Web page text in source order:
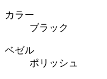
カラー
ブラック
ベゼル
ポリッシュ